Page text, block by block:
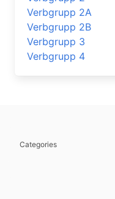
Verbgrupp 2A
Verbgrupp 2B
Verbgrupp 3
Verbgrupp 4
Categories